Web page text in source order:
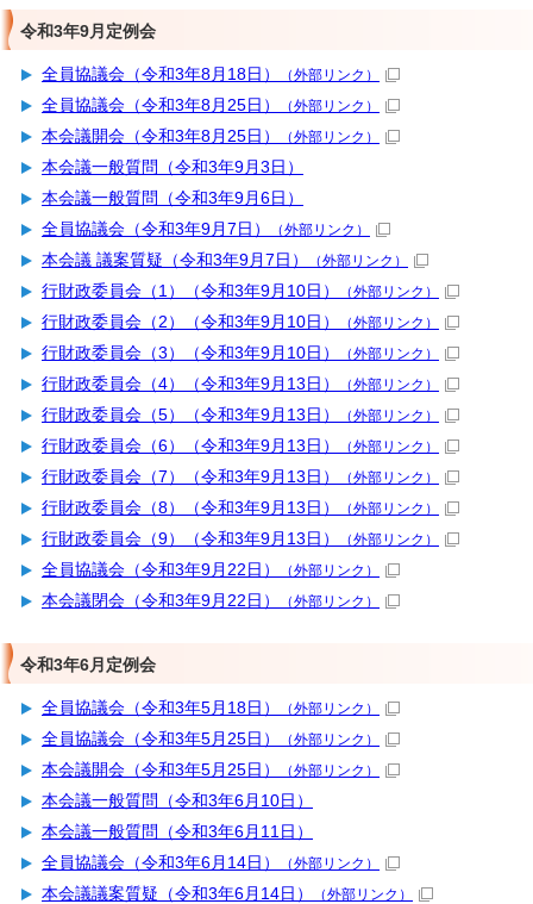
令和3年9月定例会
全員協議会（令和3年8月18日） （外部リンク）
全員協議会（令和3年8月25日） （外部リンク）
本会議開会（令和3年8月25日） （外部リンク）
本会議一般質問（令和3年9月3日）
本会議一般質問（令和3年9月6日）
全員協議会（令和3年9月7日）
（外部リンク）
本会議 議案質疑（令和3年9月7日） （外部リンク）
行財政委員会（1）（令和3年9月10日） （外部リンク）
行財政委員会（2）（令和3年9月10日） （外部リンク）
行財政委員会（3）（令和3年9月10日） （外部リンク）
行財政委員会（4）（令和3年9月13日） （外部リンク）
行財政委員会（5）（令和3年9月13日） （外部リンク）
行財政委員会（6）（令和3年9月13日） （外部リンク）
行財政委員会（7）（令和3年9月13日） （外部リンク）
行財政委員会（8）（令和3年9月13日） （外部リンク）
行財政委員会（9）（令和3年9月13日） （外部リンク）
全員協議会（令和3年9月22日） （外部リンク）
本会議閉会（令和3年9月22日） （外部リンク）
令和3年6月定例会
全員協議会（令和3年5月18日） （外部リンク）
全員協議会（令和3年5月25日） （外部リンク）
本会議開会（令和3年5月25日） （外部リンク）
本会議一般質問（令和3年6月10日）
本会議一般質問（令和3年6月11日）
全員協議会（令和3年6月14日）
（外部リンク）
本会議議案質疑（令和3年6月14日） （外部リンク）